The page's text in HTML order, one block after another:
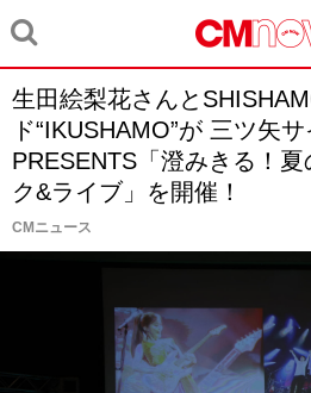
生田絵梨花さんと
ド“IKUSHAMO”が 三ツ矢
PRESENTS「澄みきる！
ク&ライブ」を開催！
CMニュース